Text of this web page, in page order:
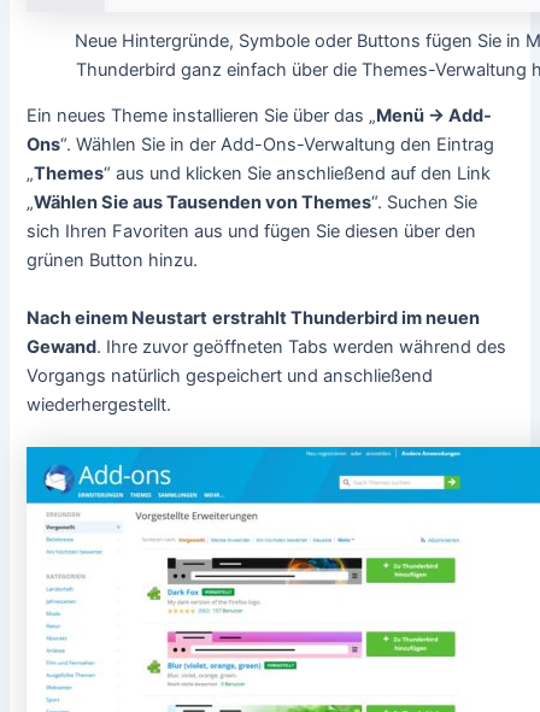
Neue Hintergründe, Symbole oder Buttons fügen Sie in
Thunderbird ganz einfach über die Themes-Verwaltung
Ein neues Theme installieren Sie über das „Menü -> Add-
Ons“. Wählen Sie in der Add-Ons-Verwaltung den Eintrag
„Themes“ aus und klicken Sie anschließend auf den Link
„Wählen Sie aus Tausenden von Themes“. Suchen Sie
sich Ihren Favoriten aus und fügen Sie diesen über den
grünen Button hinzu.
Nach einem Neustart erstrahlt Thunderbird im neuen
Gewand. Ihre zuvor geöffneten Tabs werden während des
Vorgangs natürlich gespeichert und anschließend
wiederhergestellt.